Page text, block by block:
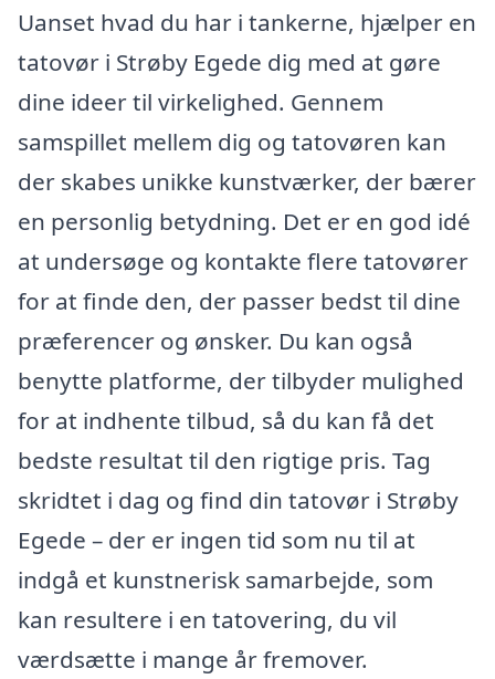
Uanset hvad du har i tankerne, hjælper en
tatovør i Strøby Egede dig med at gøre
dine ideer til virkelighed. Gennem
samspillet mellem dig og tatovøren kan
der skabes unikke kunstværker, der bærer
en personlig betydning. Det er en god idé
at undersøge og kontakte flere tatovører
for at finde den, der passer bedst til dine
præferencer og ønsker. Du kan også
benytte platforme, der tilbyder mulighed
for at indhente tilbud, så du kan få det
bedste resultat til den rigtige pris. Tag
skridtet i dag og find din tatovør i Strøby
Egede – der er ingen tid som nu til at
indgå et kunstnerisk samarbejde, som
kan resultere i en tatovering, du vil
værdsætte i mange år fremover.